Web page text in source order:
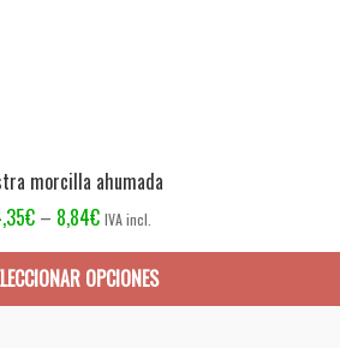
morcilla ahumada
€– 8,84€ IVA incl.
OPCIONES